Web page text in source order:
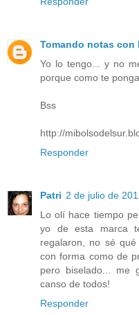
Tomando notas con
Yo lo tengo... y no
porque como te
Bss
http://
Responder
Patri 2 de julio de
Lo olí hace tiempo
yo de esta marca
regalaron, no sé
con forma como de
pero biselado... me
canso de todos!
Responder